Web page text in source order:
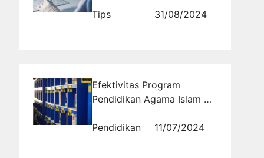
Memajukan Pelayanan
Tips 31/08/2024
Efektivitas Program
Pendidikan Agama Islam di
Masoem
Pendidikan 11/07/2024